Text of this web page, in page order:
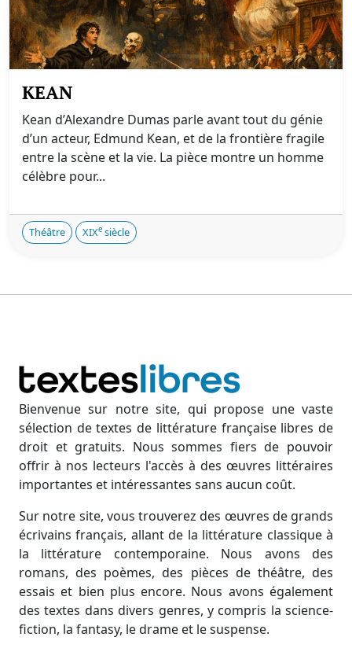
KEAN
Kean d’Alexandre Dumas parle avant tout du génie
d’un acteur, Edmund Kean, et de la frontière fragile
entre la scène et la vie. La pièce montre un homme
célèbre pour...
Théâtre XIXe siècle
Bienvenue sur notre site, qui propose une vaste
sélection de textes de littérature française libres de
droit et gratuits. Nous sommes fiers de pouvoir
offrir à nos lecteurs l'accès à des œuvres littéraires
importantes et intéressantes sans aucun coût.
Sur notre site, vous trouverez des œuvres de grands
écrivains français, allant de la littérature classique à
la littérature contemporaine. Nous avons des
romans, des poèmes, des pièces de théâtre, des
essais et bien plus encore. Nous avons également
des textes dans divers genres, y compris la science-
fiction, la fantasy, le drame et le suspense.